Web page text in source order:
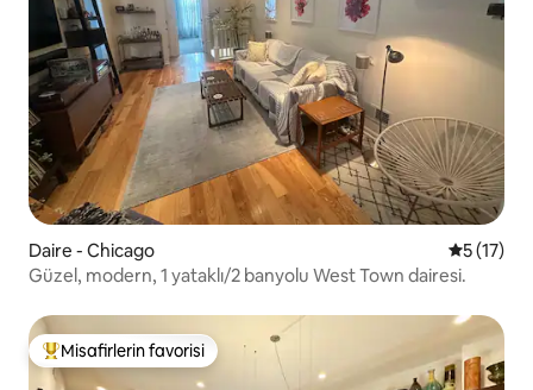
Daire - Chicago 55 (17)
Güzel, modern, 1 yataklı/2 banyolu West Town dairesi.
Misafirlerin favorilerinden en beğenilenler arasında
Misafirlerin favorisi